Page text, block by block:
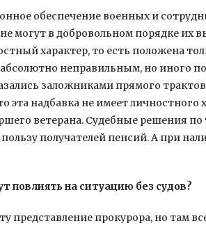
обеспечение военных и
могут в добровольном порядке их
характер, то есть положена
неправильным, но иного
заложниками прямого
эта надбавка не имеет личностного
ветерана. Судебные решения
получателей пенсий. А при
повлиять на ситуацию без судов?
прокурора, но там